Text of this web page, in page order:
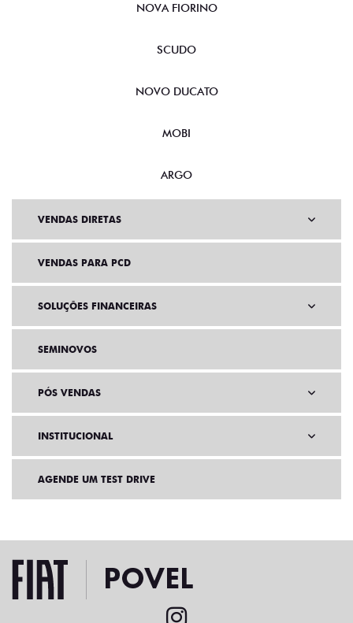
NOVA FIORINO
SCUDO
NOVO DUCATO
MOBI
ARGO
VENDAS DIRETAS
VENDAS PARA PCD
SOLUÇÕES FINANCEIRAS
SEMINOVOS
PÓS VENDAS
INSTITUCIONAL
AGENDE UM TEST DRIVE